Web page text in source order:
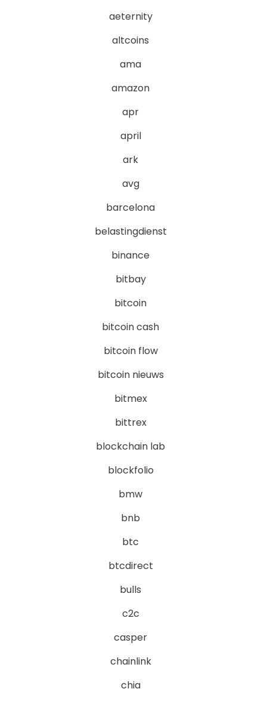
aeternity
altcoins
ama
amazon
apr
april
ark
avg
barcelona
belastingdienst
binance
bitbay
bitcoin
bitcoin cash
bitcoin flow
bitcoin nieuws
bitmex
bittrex
blockchain lab
blockfolio
bmw
bnb
btc
btcdirect
bulls
c2c
casper
chainlink
chia